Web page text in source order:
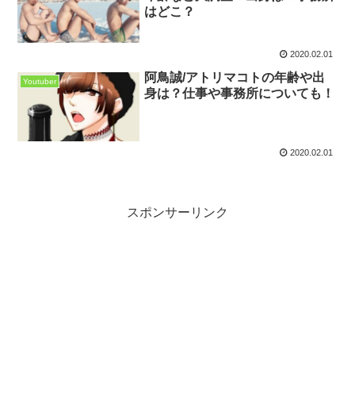
はどこ？
2020.02.01
Youtuber
阿鳥誠/アトリマコトの年齢や出
身は？仕事や事務所についても！
2020.02.01
スポンサーリンク